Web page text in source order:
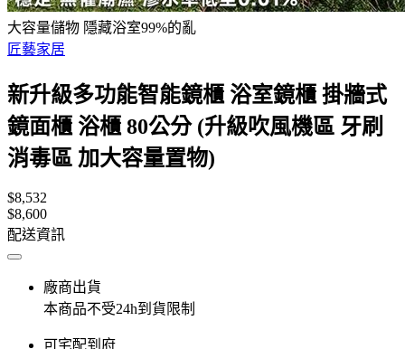
大容量儲物 隱藏浴室99%的亂
匠藝家居
新升級多功能智能鏡櫃 浴室鏡櫃 掛牆式
鏡面櫃 浴櫃 80公分 (升級吹風機區 牙刷
消毒區 加大容量置物)
$8,532
$8,600
配送資訊
廠商出貨
本商品不受24h到貨限制
可宅配到府